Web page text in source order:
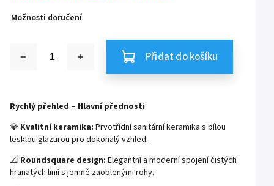
Možnosti doručení
Přidat do košíku
Rychlý přehled – Hlavní přednosti
💎 Kvalitní keramika: Prvotřídní sanitární keramika s bílou
lesklou glazurou pro dokonalý vzhled.
📐 Roundsquare design: Elegantní a moderní spojení čistých
hranatých linií s jemně zaoblenými rohy.